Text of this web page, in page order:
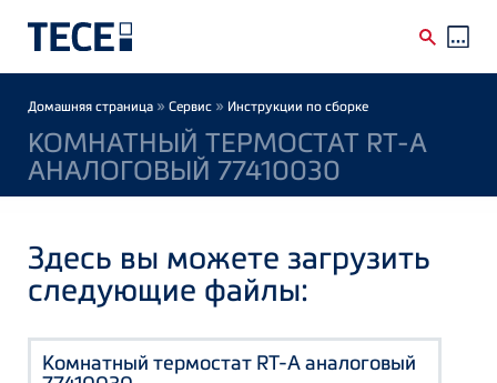
Breadcrumb
Домашняя страница » Сервис » Инструкции по сборке
КОМНАТНЫЙ ТЕРМОСТАТ RT-A
АНАЛОГОВЫЙ 77410030
Здесь вы можете загрузить
следующие файлы:
Комнатный термостат RT-A аналоговый